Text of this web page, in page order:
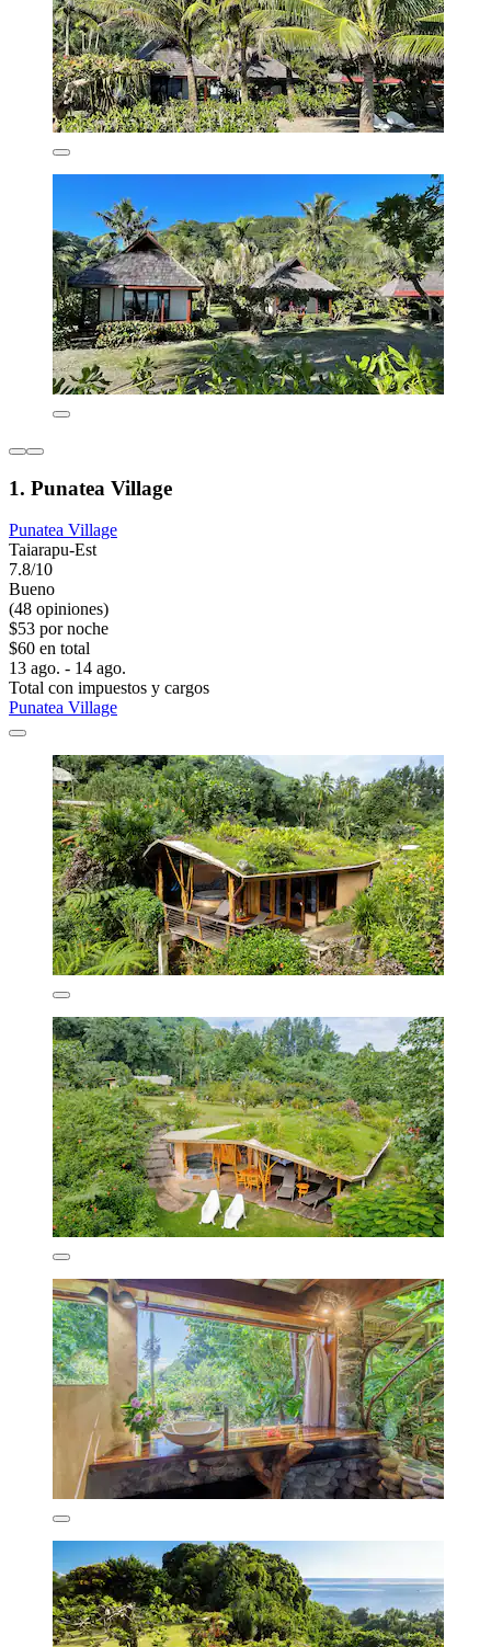
1. Punatea Village
Punatea Village
Taiarapu-Est
7.8/10
Bueno
(48 opiniones)
$53 por noche
$60 en total
13 ago. - 14 ago.
Total con impuestos y cargos
Punatea Village